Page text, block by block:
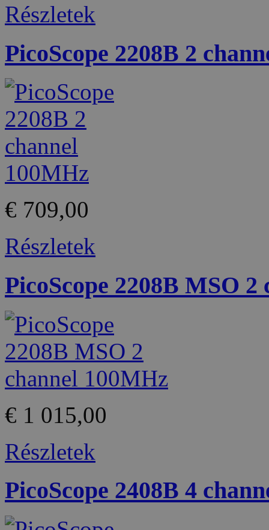
Részletek
PicoScope 2208B 2
€ 709,00
Részletek
PicoScope 2208B MSO
€ 1 015,00
Részletek
PicoScope 2408B 4